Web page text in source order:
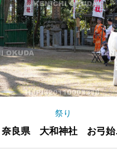
祭り
奈良県 大和神社 お弓始
祭